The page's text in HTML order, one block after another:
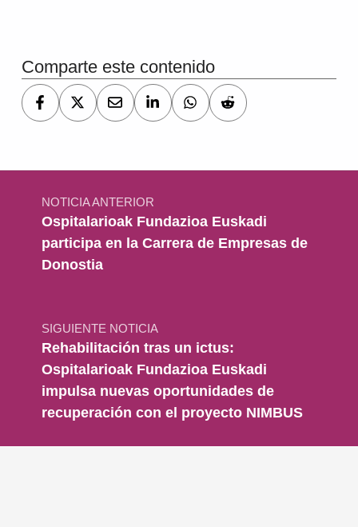
Comparte este contenido
Navegación de entradas
NOTICIA ANTERIOR
Ospitalarioak Fundazioa Euskadi
participa en la Carrera de Empresas de
Donostia
SIGUIENTE NOTICIA
Rehabilitación tras un ictus:
Ospitalarioak Fundazioa Euskadi
impulsa nuevas oportunidades de
recuperación con el proyecto NIMBUS